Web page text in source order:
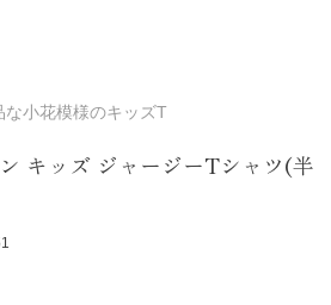
な小花模様のキッズT
キッズ ジャージーTシャツ(半